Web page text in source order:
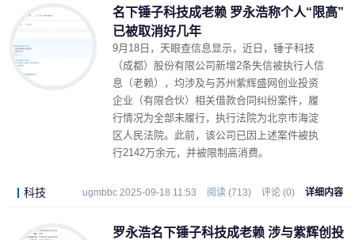
名下锤子科技成老赖 罗永浩称个人“限高”
已被取消好几年
9月18日，天眼查信息显示，近日，锤子科技
（成都）股份有限公司新增2条失信被执行人信
息（老赖），均涉及与苏州紫辉盛网创业投资
企业（有限合伙）相关借款合同纠纷案件，履
行情况为全部未履行，执行法院为北京市海淀
区人民法院。此前，该公司已因上述案件被执
行2142万余元，并被限制高消费。
科技 ugmbbc 2025-09-18 11:53 阅读 (713) 评论 (0) 详细内容
罗永浩名下锤子科技成老赖 涉与紫辉创投